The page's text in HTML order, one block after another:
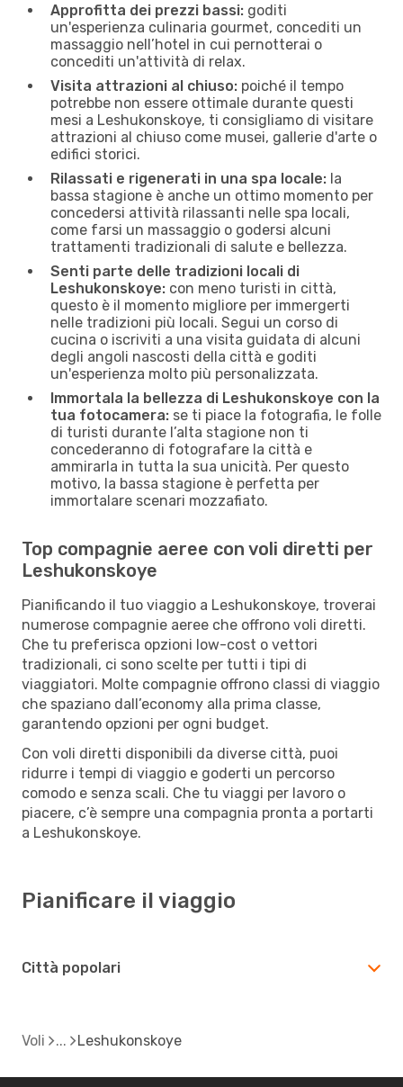
Approfitta dei prezzi bassi: goditi
un'esperienza culinaria gourmet, concediti un
massaggio nell’hotel in cui pernotterai o
concediti un'attività di relax.
Visita attrazioni al chiuso: poiché il tempo
potrebbe non essere ottimale durante questi
mesi a Leshukonskoye, ti consigliamo di visitare
attrazioni al chiuso come musei, gallerie d'arte o
edifici storici.
Rilassati e rigenerati in una spa locale: la
bassa stagione è anche un ottimo momento per
concedersi attività rilassanti nelle spa locali,
come farsi un massaggio o godersi alcuni
trattamenti tradizionali di salute e bellezza.
Senti parte delle tradizioni locali di
Leshukonskoye: con meno turisti in città,
questo è il momento migliore per immergerti
nelle tradizioni più locali. Segui un corso di
cucina o iscriviti a una visita guidata di alcuni
degli angoli nascosti della città e goditi
un'esperienza molto più personalizzata.
Immortala la bellezza di Leshukonskoye con la
tua fotocamera: se ti piace la fotografia, le folle
di turisti durante l’alta stagione non ti
concederanno di fotografare la città e
ammirarla in tutta la sua unicità. Per questo
motivo, la bassa stagione è perfetta per
immortalare scenari mozzafiato.
Top compagnie aeree con voli diretti per
Leshukonskoye
Pianificando il tuo viaggio a Leshukonskoye, troverai
numerose compagnie aeree che offrono voli diretti.
Che tu preferisca opzioni low-cost o vettori
tradizionali, ci sono scelte per tutti i tipi di
viaggiatori. Molte compagnie offrono classi di viaggio
che spaziano dall’economy alla prima classe,
garantendo opzioni per ogni budget.
Con voli diretti disponibili da diverse città, puoi
ridurre i tempi di viaggio e goderti un percorso
comodo e senza scali. Che tu viaggi per lavoro o
piacere, c’è sempre una compagnia pronta a portarti
a Leshukonskoye.
Pianificare il viaggio
Città popolari
Voli Leshukonskoye